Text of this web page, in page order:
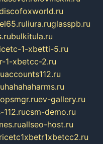
liura.ruglasspb.ru
bulkitula.ru
1-xbetti-5.ru
1-xbetcc-2.ru
accounts112.ru
hahahaharms.ru
opsmgr.ruev-gallery.ru
csm-demo.ru
allseo-host.ru